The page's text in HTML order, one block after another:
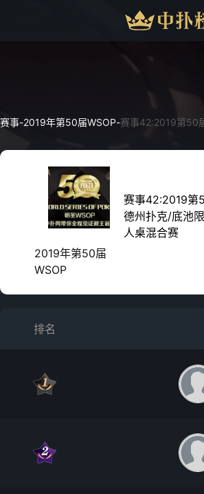
赛事-2019年第50届WSOP-赛事42:2019第50
2019年第50届
WSOP
赛事42:2019第
德州扑克/底池
人桌混合赛
排名